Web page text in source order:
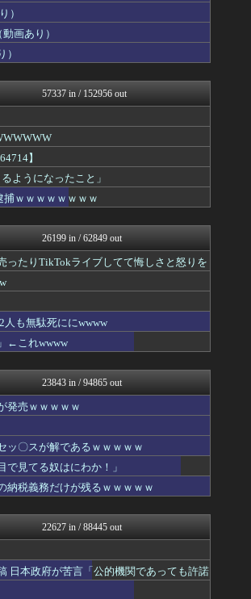
最強ジャンプ放送局
ウマ娘うまぴょい速報
おにひめちゃんの監視部屋-...
痛いニュース(ﾉ∀`)
あ艦これ ～艦隊これくしょ...
おにひめちゃんの監視部屋-...
投資ちゃんねる
アルファルファモザイク＠ネ...
艦これ速報 艦隊これくしょ...
アナきゃぷ速報
ラビット速報
コンテンツ・声優 | ラブ...
みそパンNEWS
ふぇー速
乃木通 乃木坂46櫻坂46...
Red4 海外の反応まとめ
ポッカキット
カンダタ速報
なんじぇいスタジアム＠なん...
素敵な鬼女様
おにひめちゃんの監視部屋-...
国難にあってもの申す！！
日向坂46まとめ速報
もえるあじあ(･∀･)
【サッカー まとめ】サカラ...
かぞくちゃんねる
スロ板-RUSH
おにひめちゃんの監視部屋-...
異世界転生まとめ速報
）
画あり）
57337 in / 152956 out
】
ようになったこと」
捕ｗｗｗｗｗｗｗｗ
26199 in / 62849 out
ったりTikTokライブしてて悔しさと怒りを
人も無駄死ににwwww
←これwwww
23843 in / 94865 out
発売ｗｗｗｗｗ
ッ〇スが解であるｗｗｗｗｗ
見てる奴はにわか！」
納税義務だけが残るｗｗｗｗｗ
22627 in / 88445 out
日本政府が苦言「公的機関であっても許諾